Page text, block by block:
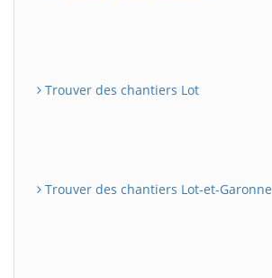
Trouver des chantiers Lot
Trouver des chantiers Lot-et-Garonne